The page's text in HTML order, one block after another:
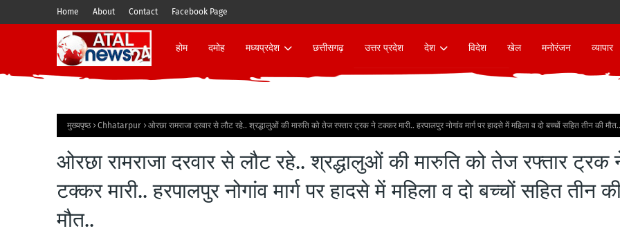
Home About Contact Facebook Page
होम दमोह मध्यप्रदेश छत्तीसगढ़ उत्तर प्रदेश देश विदेश खेल मनोरंजन व्यापार
मुख्यपृष्ठ Chhatarpur ओरछा रामराजा दरवार से लौट रहे.. श्रद्धालुओं की मारुति को तेज रफ्तार ट्रक ने टक्कर मारी.. हरपालपुर नोगांव मार्ग पर हादसे में महिला व दो बच्चों सहित तीन की मौत..
ओरछा रामराजा दरवार से लौट रहे.. श्रद्धालुओं की मारुति को तेज रफ्तार ट्रक
टक्कर मारी.. हरपालपुर नोगांव मार्ग पर हादसे में महिला व दो बच्चों सहित तीन
मौत..